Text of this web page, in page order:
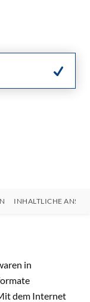
INHALTLICHE
in
dem Internet